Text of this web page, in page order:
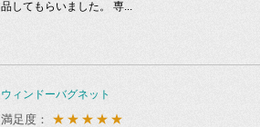
品してもらいました。 専...
ウィンドーバグネット
満足度： ★★★★★